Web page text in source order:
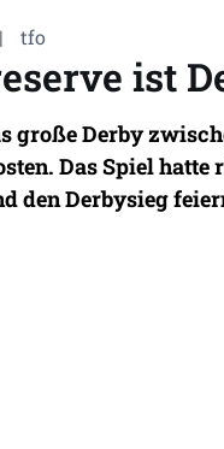
| tfo
ist
große Derby
Das Spiel
den Derbysieg